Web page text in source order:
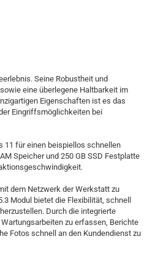
Seine Robustheit und
eine überlegene Haltbarkeit im
Eigenschaften ist es das
Eingriffsmöglichkeiten bei
11 für einen beispiellos schnellen
Speicher und 250 GB SSD Festplatte
dem Netzwerk der Werkstatt zu
Modul bietet die Flexibilität, schnell
Durch die integrierte
zu erfassen, Berichte
Fotos schnell an den Kundendienst zu